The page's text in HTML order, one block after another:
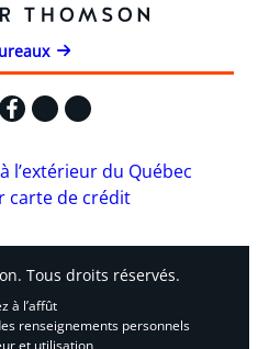
Facebook
Instagram
YouTube
l’extérieur du Québec
carte de crédit
Tous droits réservés.
à l’affût
renseignements personnels
et utilisation